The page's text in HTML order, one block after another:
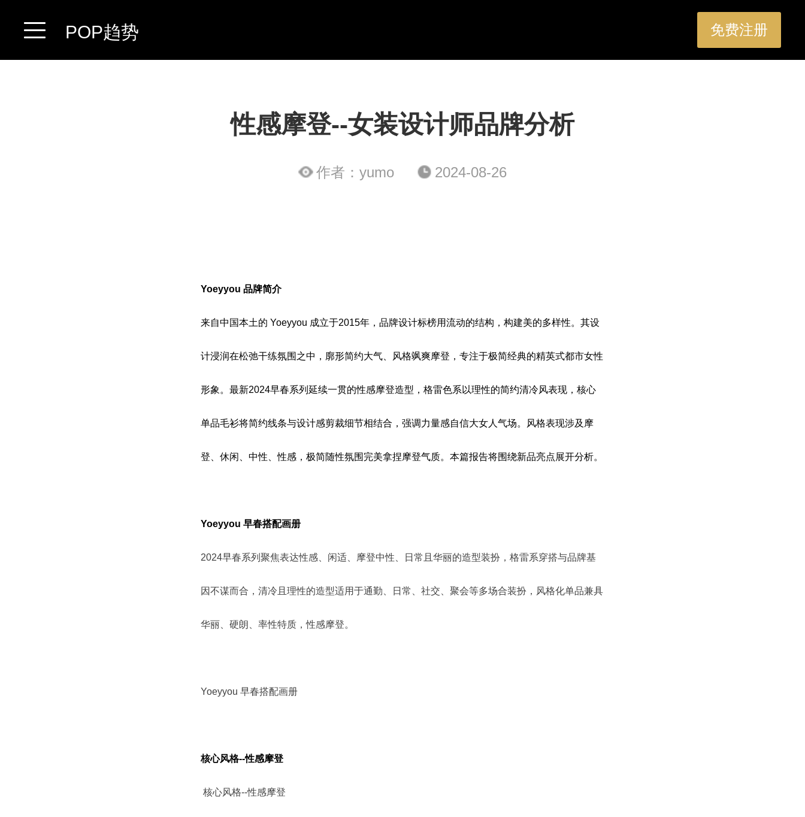
POP趋势 免费注册
性感摩登--女装设计师品牌分析
作者：yumo 2024-08-26
Yoeyyou 品牌简介
来自中国本土的 Yoeyyou 成立于2015年，品牌设计标榜用流动的结构，构建美的多样性。其设
计浸润在松弛干练氛围之中，廓形简约大气、风格飒爽摩登，专注于极简经典的精英式都市女性
形象。最新2024早春系列延续一贯的性感摩登造型，格雷色系以理性的简约清冷风表现，核心
单品毛衫将简约线条与设计感剪裁细节相结合，强调力量感自信大女人气场。风格表现涉及摩
登、休闲、中性、性感，极简随性氛围完美拿捏摩登气质。本篇报告将围绕新品亮点展开分析。
Yoeyyou 早春搭配画册
2024早春系列聚焦表达性感、闲适、摩登中性、日常且华丽的造型装扮，格雷系穿搭与品牌基
因不谋而合，清冷且理性的造型适用于通勤、日常、社交、聚会等多场合装扮，风格化单品兼具
华丽、硬朗、率性特质，性感摩登。
Yoeyyou 早春搭配画册
核心风格--性感摩登
核心风格--性感摩登